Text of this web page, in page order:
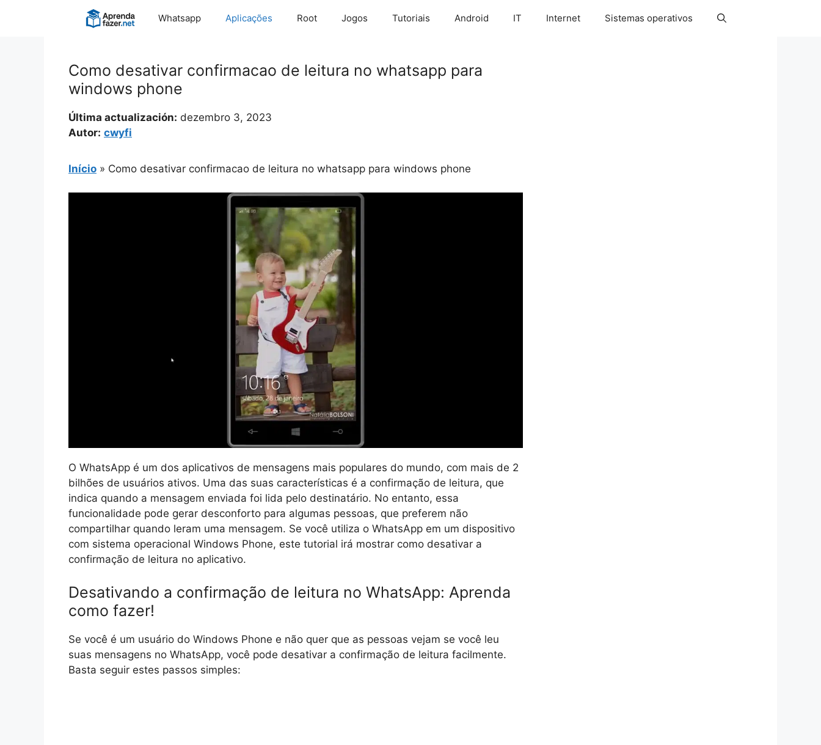
Whatsapp Aplicações Root Jogos Tutoriais Android IT Internet Sistemas operativos
Como desativar confirmacao de leitura no whatsapp para
windows phone
Última actualización: dezembro 3, 2023
Autor: cwyfi
Início » Como desativar confirmacao de leitura no whatsapp para windows phone
O WhatsApp é um dos aplicativos de mensagens mais populares do mundo, com mais de 2
bilhões de usuários ativos. Uma das suas características é a confirmação de leitura, que
indica quando a mensagem enviada foi lida pelo destinatário. No entanto, essa
funcionalidade pode gerar desconforto para algumas pessoas, que preferem não
compartilhar quando leram uma mensagem. Se você utiliza o WhatsApp em um dispositivo
com sistema operacional Windows Phone, este tutorial irá mostrar como desativar a
confirmação de leitura no aplicativo.
Desativando a confirmação de leitura no WhatsApp: Aprenda
como fazer!
Se você é um usuário do Windows Phone e não quer que as pessoas vejam se você leu
suas mensagens no WhatsApp, você pode desativar a confirmação de leitura facilmente.
Basta seguir estes passos simples: